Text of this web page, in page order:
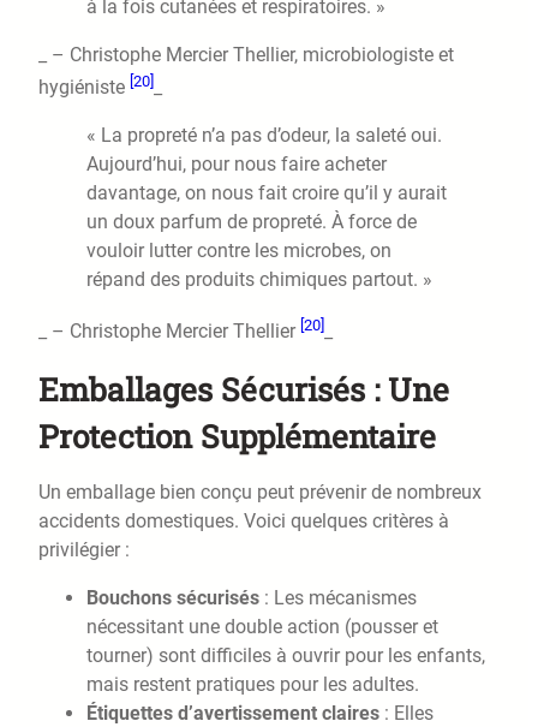
à la fois cutanées et respiratoires. »
_ – Christophe Mercier Thellier, microbiologiste et
hygiéniste [20]
« La propreté n’a pas d’odeur, la saleté oui.
Aujourd’hui, pour nous faire acheter
davantage, on nous fait croire qu’il y aurait
un doux parfum de propreté. À force de
vouloir lutter contre les microbes, on
répand des produits chimiques partout. »
_ – Christophe Mercier Thellier [20]
Emballages Sécurisés : Une
Protection Supplémentaire
Un emballage bien conçu peut prévenir de nombreux
accidents domestiques. Voici quelques critères à
privilégier :
Bouchons sécurisés : Les mécanismes
nécessitant une double action (pousser et
tourner) sont difficiles à ouvrir pour les enfants,
mais restent pratiques pour les adultes.
Étiquettes d’avertissement claires : Elles